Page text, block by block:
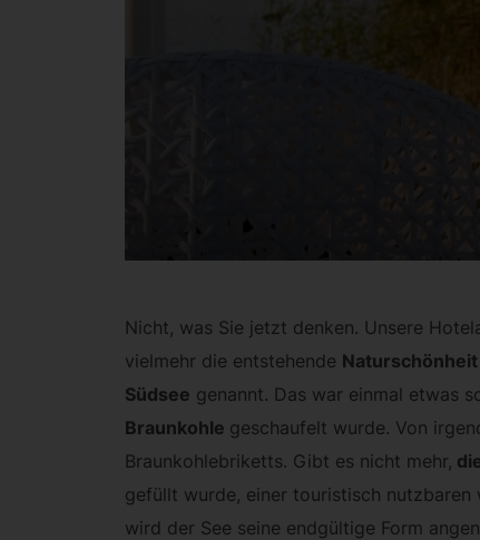
Nicht, was Sie jetzt denken. Unsere
vielmehr die entstehende
Südsee genannt. Das war einmal etwas
Braunkohle geschaufelt wurde. Von
Braunkohlebriketts. Gibt es nicht mehr,
gefüllt wurde, einer touristisch
wird der See seine endgültige Form